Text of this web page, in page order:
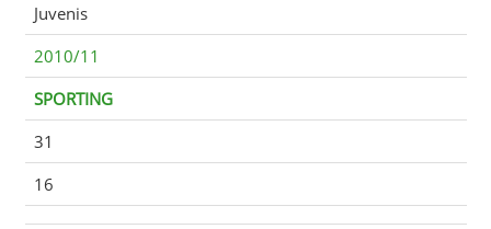
Juvenis
2010/11
SPORTING
31
16